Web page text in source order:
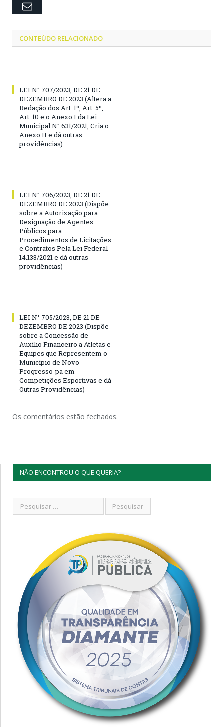
Email
CONTEÚDO RELACIONADO
LEI N° 707/2023, DE 21 DE
DEZEMBRO DE 2023 (Altera a
Redação dos Art. 1º, Art. 5º,
Art. 10 e o Anexo I da Lei
Municipal N° 631/2021, Cria o
Anexo II e dá outras
providências)
LEI N° 706/2023, DE 21 DE
DEZEMBRO DE 2023 (Dispõe
sobre a Autorização para
Designação de Agentes
Públicos para
Procedimentos de Licitações
e Contratos Pela Lei Federal
14.133/2021 e dá outras
providências)
LEI N° 705/2023, DE 21 DE
DEZEMBRO DE 2023 (Dispõe
sobre a Concessão de
Auxílio Financeiro a Atletas e
Equipes que Representem o
Município de Novo
Progresso-pa em
Competições Esportivas e dá
Outras Providências)
Os comentários estão fechados.
NÃO ENCONTROU O QUE QUERIA?